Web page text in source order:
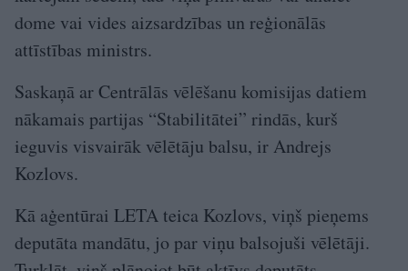
dome vai vides aizsardzības un reģionālās
attīstības ministrs.
Saskaņā ar Centrālās vēlēšanu komisijas datiem
nākamais partijas “Stabilitātei” rindās, kurš
ieguvis visvairāk vēlētāju balsu, ir Andrejs
Kozlovs.
Kā aģentūrai LETA teica Kozlovs, viņš pieņems
deputāta mandātu, jo par viņu balsojuši vēlētāji.